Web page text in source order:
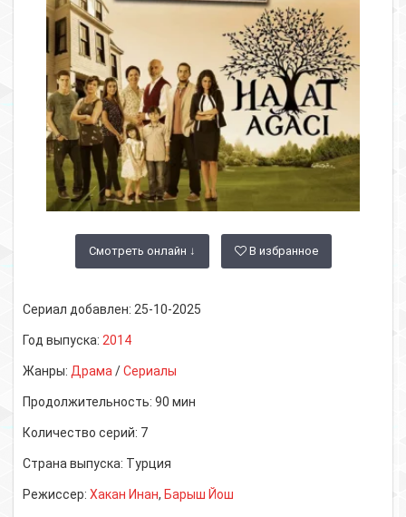
Смотреть онлайн ↓ В избранное
Сериал добавлен: 25-10-2025
Год выпуска: 2014
Жанры: Драма/Сериалы
Продолжительность: 90 мин
Количество серий: 7
Страна выпуска: Турция
Режиссер: Хакан Инан, Барыш Йош